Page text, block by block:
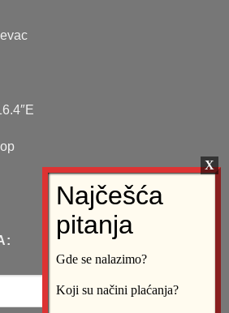
Gde se nalazimo?
Koji su načini plaćanja?